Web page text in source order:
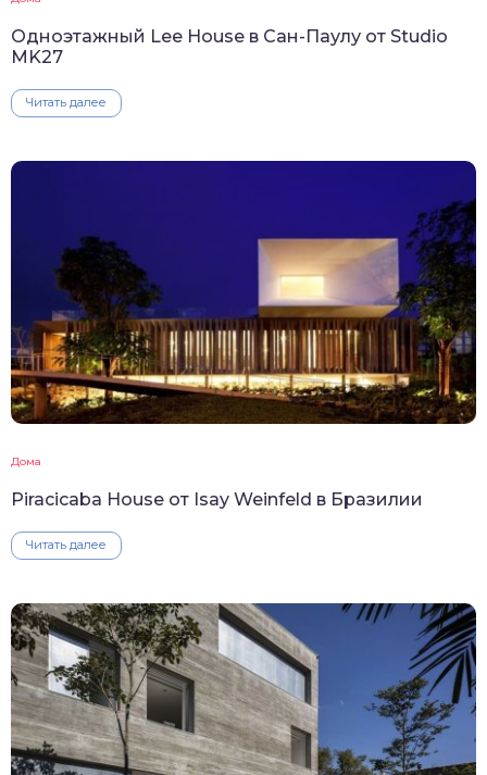
Одноэтажный Lee House в Сан-Паулу от Studio
MK27
Читать далее
Дома
Piracicaba House от Isay Weinfeld в Бразилии
Читать далее